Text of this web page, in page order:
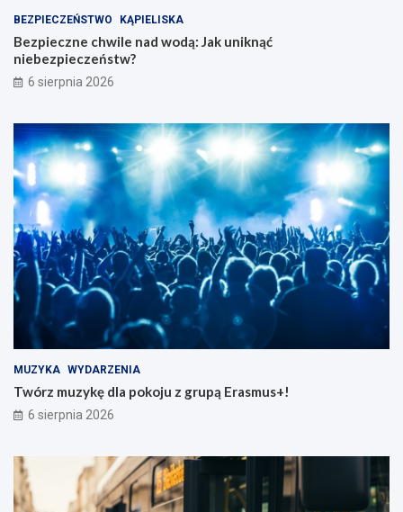
BEZPIECZEŃSTWO KĄPIELISKA
Bezpieczne chwile nad wodą: Jak uniknąć
niebezpieczeństw?
6 sierpnia 2026
MUZYKA WYDARZENIA
Twórz muzykę dla pokoju z grupą Erasmus+!
6 sierpnia 2026